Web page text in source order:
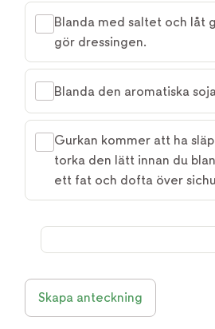
Blanda med saltet och låt
gör dressingen.
Blanda den aromatiska
Gurkan kommer att ha
torka den lätt innan du
ett fat och dofta över
Skapa anteckning